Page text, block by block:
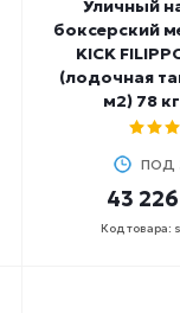
Уличный
боксерский
KICK
(лодочная
м2) 78
ПОД
43
Код товара: